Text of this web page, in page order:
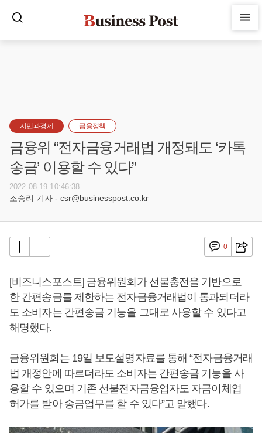
시민과경제 금융정책
금융위 “전자금융거래법 개정돼도 ‘카톡
송금’ 이용할 수 있다”
2022-08-19 10:46:38
조승리 기자 - csr@businesspost.co.kr
0
[비즈니스포스트] 금융위원회가 선불충전을 기반으로
한 간편송금를 제한하는 전자금융거래법이 통과되더라
도 소비자는 간편송금 기능을 그대로 사용할 수 있다고
해명했다.
금융위원회는 19일 보도설명자료를 통해 “전자금융거래
법 개정안에 따르더라도 소비자는 간편송금 기능을 사
용할 수 있으며 기존 선불전자금융업자도 자금이체업
허가를 받아 송금업무를 할 수 있다”고 말했다.